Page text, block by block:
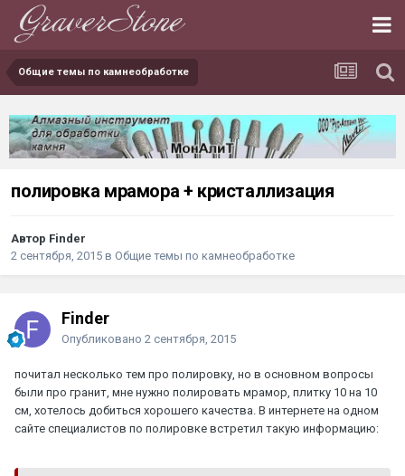
Общие темы по камнеобработке
полировка мрамора + кристаллизация
Автор Finder
2 сентября, 2015 в Общие темы по камнеобработке
Finder
Опубликовано 2 сентября, 2015
почитал несколько тем про полировку, но в основном вопросы
были про гранит, мне нужно полировать мрамор, плитку 10 на 10
см, хотелось добиться хорошего качества. В интернете на одном
сайте специалистов по полировке встретил такую информацию: